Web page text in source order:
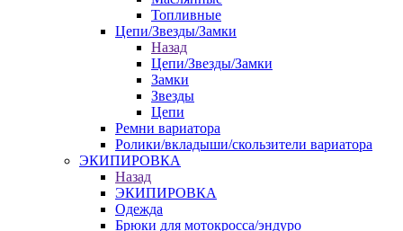
Топливные
Цепи/Звезды/Замки
Назад
Цепи/Звезды/Замки
Замки
Звезды
Цепи
Ремни вариатора
Ролики/вкладыши/скользители вариатора
ЭКИПИРОВКА
Назад
ЭКИПИРОВКА
Одежда
Брюки для мотокросса/эндуро